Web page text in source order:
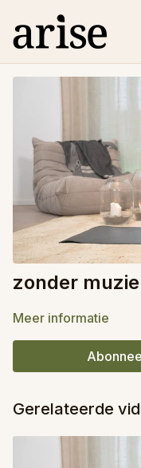
zonder
Meer informatie
Gerelateerde